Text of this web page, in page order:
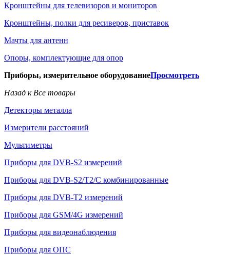
Кронштейны для телевизоров и мониторов
Кронштейны, полки для ресиверов, приставок
Мачты для антенн
Опоры, комплектующие для опор
Приборы, измерительное оборудованиеПросмотреть
Назад к Все товары
Детекторы металла
Измерители расстояний
Мультиметры
Приборы для DVB-S2 измерений
Приборы для DVB-S2/T2/C комбинированные
Приборы для DVB-T2 измерений
Приборы для GSM/4G измерений
Приборы для видеонаблюдения
Приборы для ОПС